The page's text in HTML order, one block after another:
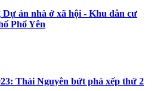
án nhà ở xã hội - Khu dân cư
Phổ Yên
Thái Nguyên bứt phá xếp thứ 2